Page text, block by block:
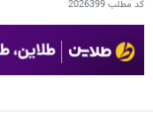
کد مطلب2026399